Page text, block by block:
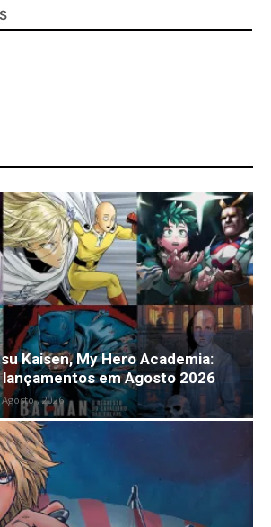
Kaisen, My Hero Academia:
em Agosto 2026
Agosto , 2026